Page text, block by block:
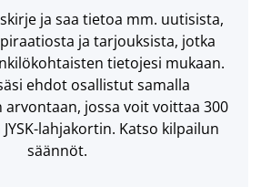
ja saa tietoa mm. uutisista,
ja tarjouksista, jotka
tietojesi mukaan.
ehdot osallistut samalla
arvontaan, jossa voit voittaa 300
lahjakortin. Katso kilpailun
säännöt.